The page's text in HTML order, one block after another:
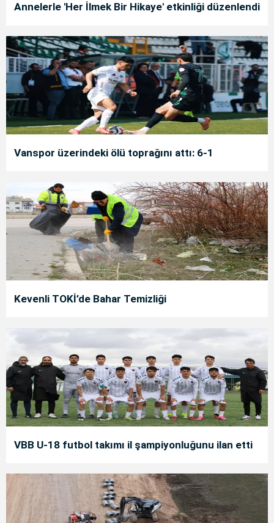
Annelerle 'Her İlmek Bir Hikaye' etkinliği düzenlendi
Vanspor üzerindeki ölü toprağını attı: 6-1
Kevenli TOKİ’de Bahar Temizliği
VBB U-18 futbol takımı il şampiyonluğunu ilan etti